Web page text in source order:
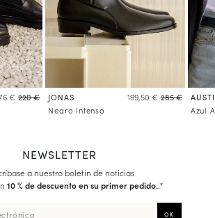
€ 220 €
JONAS 199,50 € 285 €
Negro Intenso
Azul
NEWSLETTER
a nuestro boletín de noticias
10 % de descuento en su primer pedido..*